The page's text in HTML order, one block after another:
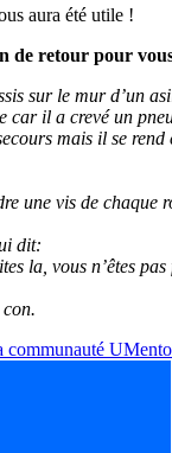
aura été utile !
de retour pour
sur le mur d’un
car il a crevé un
mais il se rend
une vis de chaque
dit:
la, vous n’êtes
communauté